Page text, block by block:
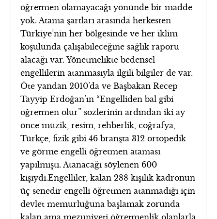
öğretmen olamayacağı yönünde bir madde
yok. Atama şartları arasında herkesten
Türkiye’nin her bölgesinde ve her iklim
koşulunda çalışabileceğine sağlık raporu
alacağı var. Yönetmelikte bedensel
engellilerin atanmasıyla ilgili bilgiler de var.
Öte yandan 2010’da ve Başbakan Recep
Tayyip Erdoğan’ın “Engelliden bal gibi
öğretmen olur” sözlerinin ardından iki ay
önce müzik, resim, rehberlik, coğrafya,
Türkçe, fizik gibi 46 branşta 312 ortopedik
ve görme engelli öğretmen ataması
yapılmıştı. Atanacağı söylenen 600
kişiydi.Engelliler, kalan 288 kişilik kadronun
üç senedir engelli öğretmen atanmadığı için
devlet memurluğuna başlamak zorunda
kalan ama mezuniyeti öğretmenlik olanlarla